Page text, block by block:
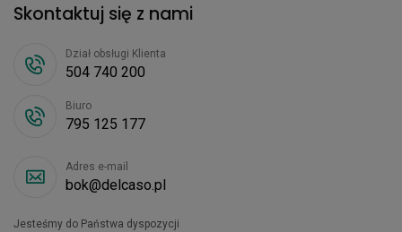
Skontaktuj się z nami
Dział obsługi Klienta
504 740 200
Biuro
795 125 177
Adres e-mail
bok@delcaso.pl
Jesteśmy do Państwa dyspozycji